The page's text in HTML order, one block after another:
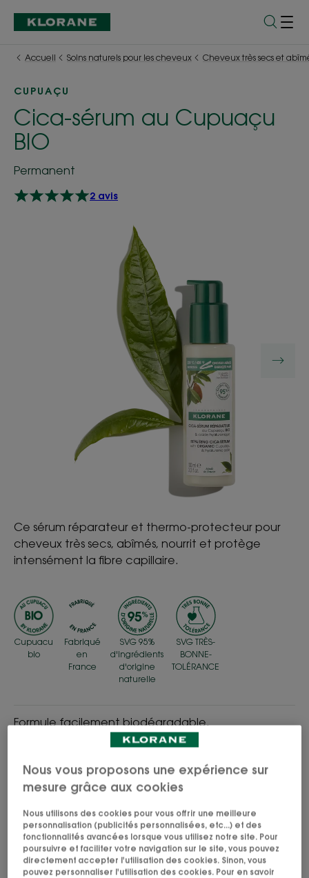
Accueil Soins naturels pour les cheveux Cheveux très secs et
CUPUAÇU
Cica-sérum au Cupuaçu
BIO
Permanent
2 avis
Ce sérum réparateur et thermo-protecteur pour
cheveux très secs, abîmés, nourrit et protège
intensément la fibre capillaire.
Cupuacu
bio
Fabriqué
en
France
SVG 95%
d'ingrédients
d'origine
naturelle
SVG TRÈS-
BONNE-
TOLÉRANCE
Formule facilement biodégradable.
Utilisable par
Adultes
Nous vous proposons une expérience sur
mesure grâce aux cookies
Nous utilisons des cookies pour vous offrir une meilleure
personnalisation (publicités personnalisées, etc...) et des
fonctionnalités avancées lorsque vous utilisez notre site. Pour
poursuivre et faciliter votre navigation sur le site, vous pouvez
directement accepter l'utilisation des cookies. Sinon, vous
pouvez personnaliser l'utilisation des cookies. Pour en savoir